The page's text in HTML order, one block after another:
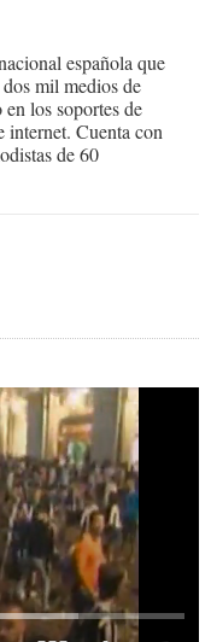
española que
mil medios de
los soportes de
internet. Cuenta con
de 60